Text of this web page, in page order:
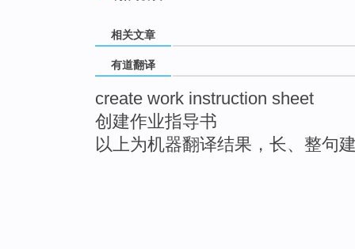
相关文章
有道翻译
create work instruction sheet
创建作业指导书
以上为机器翻译结果，长、整句